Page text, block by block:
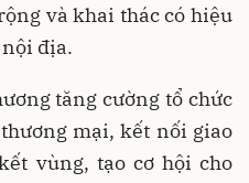
và khai thác có hiệu
địa.
tăng cường tổ chức
mại, kết nối giao
vùng, tạo cơ hội cho